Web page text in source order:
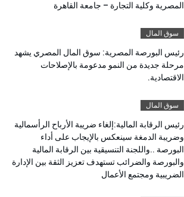
المصرية وكلية التجارة – جامعة القاهرة
سوق المال
رئيس البورصة المصرية: سوق المال المصري يشهد
مرحلة جديدة من النمو مدعومة بالإصلاحات
الاقتصادية.
سوق المال
رئيس الرقابة المالية:إلغاء ضريبة الأرباح الرأسمالية
وضريبة الدمغة سينعكس بالإيجاب على أداء
البورصة ..واللجنة التنسيقية بين الرقابة المالية
والبورصة والضرائب تستهدف تعزيز الثقة بين الإدارة
الضريبية ومجتمع الأعمال